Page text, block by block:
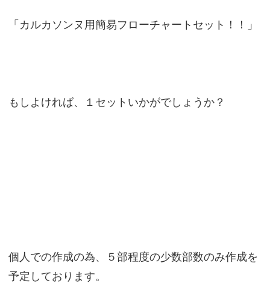
「カルカソンヌ用簡易フローチャートセット！！」
もしよければ、１セットいかがでしょうか？
個人での作成の為、５部程度の少数部数のみ作成を
予定しております。